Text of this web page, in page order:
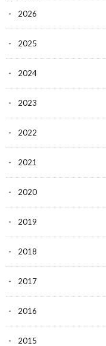
2026
2025
2024
2023
2022
2021
2020
2019
2018
2017
2016
2015